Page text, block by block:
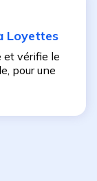
Loyettes
et vérifie le
pour une